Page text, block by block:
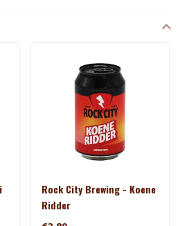
Rock City Brewing - Koene
Ridder